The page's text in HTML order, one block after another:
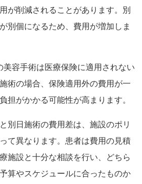
が削減されることがあります。別
別個になるため、費用が増加しま
美容手術は医療保険に適用されない
術の場合、保険適用外の費用が一
担がかかる可能性が高まります。
別日施術の費用差は、施設のポリ
て異なります。患者は費用の見積
施設と十分な相談を行い、どちら
算やスケジュールに合ったものか